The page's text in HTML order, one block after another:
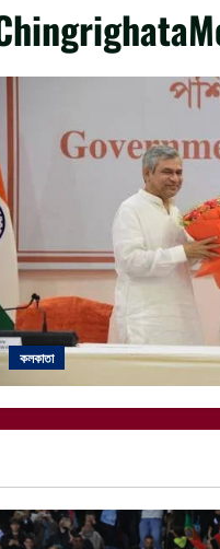
কলকাতা